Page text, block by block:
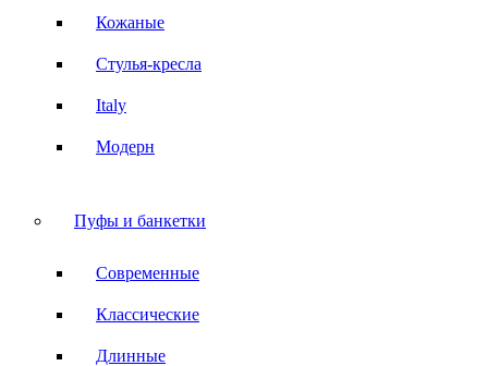
Кожаные
Стулья-кресла
Italy
Модерн
Пуфы и банкетки
Современные
Классические
Длинные